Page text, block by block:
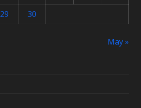
29 30
May »